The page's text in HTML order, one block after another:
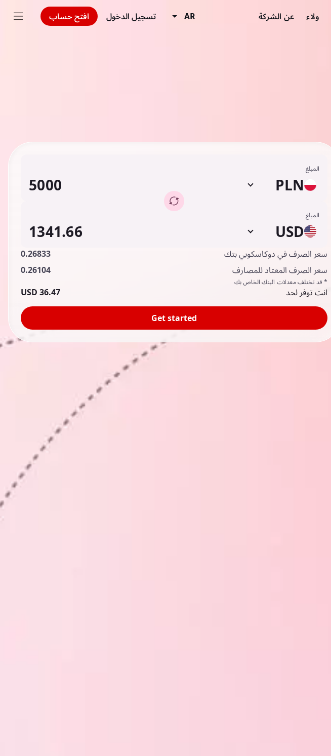
ولاء عن الشركة AR تسجيل الدخول افتح حساب
المبلغ
PLN
المبلغ
USD
سعر الصرف في دوكاسكوبي بتك
0.26833
سعر الصرف المعتاد للمصارف
0.26104
* قد تختلف معدلات البنك الخاص بك
انت توفر لحد 36.47 USD
Get started